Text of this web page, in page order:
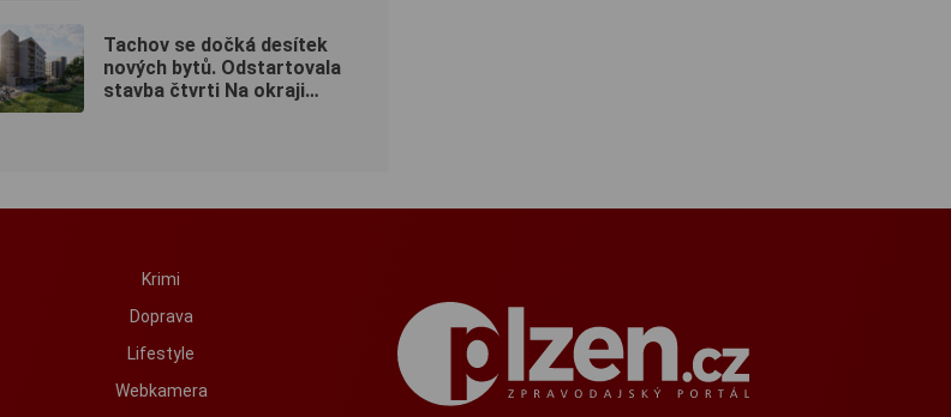
Tachov se dočká desítek
nových bytů. Odstartovala
stavba čtvrti Na okraji
Krimi
Doprava
Lifestyle
Webkamera